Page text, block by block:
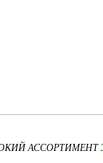
АССОРТИМЕНТ